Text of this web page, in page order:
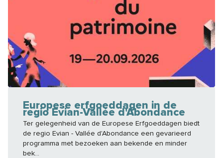
Europese erfgoeddagen in de
regio Evian-Vallée d'Abondance
Ter gelegenheid van de Europese Erfgoeddagen biedt
de regio Evian - Vallée d'Abondance een gevarieerd
programma met bezoeken aan bekende en minder
bek...